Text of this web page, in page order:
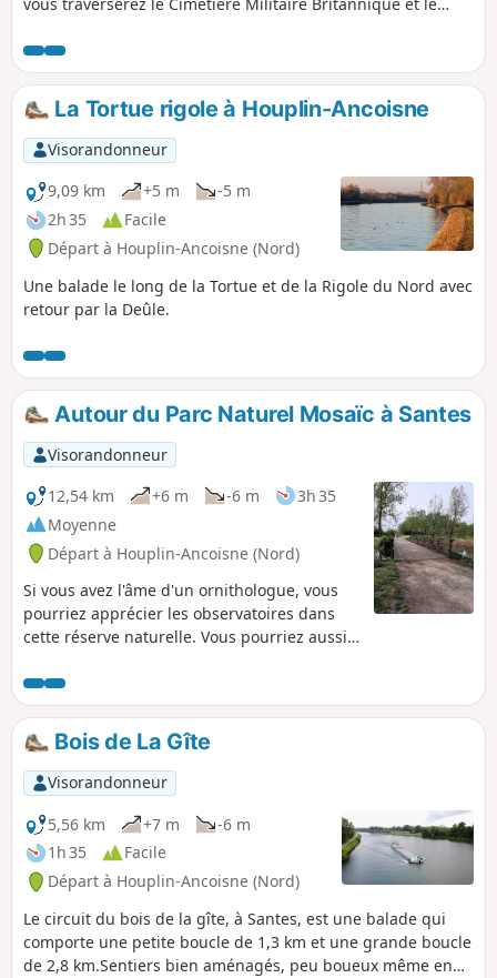
La Tortue rigole à Houplin-Ancoisne
Visorandonneur
9,09 km
+5 m
-5 m
2h 35
Facile
Départ à Houplin-Ancoisne (Nord)
Une balade le long de la Tortue et de la Rigole du Nord avec
retour par la Deûle.
Autour du Parc Naturel Mosaïc à Santes
Visorandonneur
12,54 km
+6 m -6 m
3h 35
Moyenne
Départ à Houplin-Ancoisne (Nord)
Si vous avez l'âme d'un ornithologue, vous
pourriez apprécier les observatoires dans
cette réserve naturelle. Vous pourriez aussi
arbres où encore vous restaurer dans le Parc
Mosaïc (sur réservation). Ce parcours est
particulièrement verdoyant et ombragé. De
quoi passer une excellente journée en
famille ou entre amis.
Bois de La Gîte
Visorandonneur
5,56 km
+7 m
-6 m
1h 35
Facile
Départ à Houplin-Ancoisne (Nord)
Le circuit du bois de la gîte, à Santes, est une balade qui
comporte une petite boucle de 1,3 km et une grande boucle
de 2,8 km.Sentiers bien aménagés, peu boueux même en